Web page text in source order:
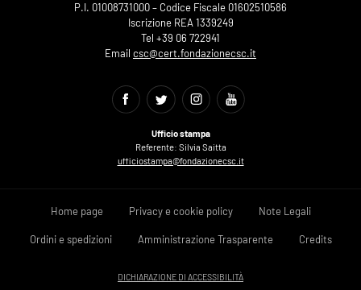
P.I. 01008731000 – Codice Fiscale 01602510586
Iscrizione REA 1339249
Tel +39 06 722941
Email csc@cert.fondazionecsc.it
Ufficio stampa
Referente: Silvia Saitta
ufficiostampa@fondazionecsc.it
Home page Privacy e cookie policy Note Legali
Ordini e spedizioni Amministrazione Trasparente Credits
DICHIARAZIONE DI ACCESSIBILITÀ